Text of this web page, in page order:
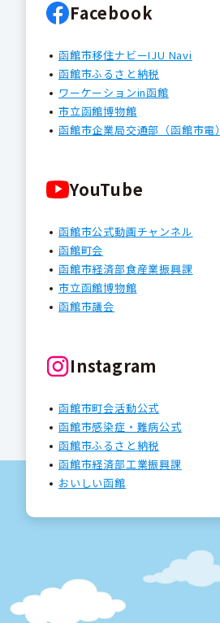
Facebook
函館市移住ナビーIJU Navi
函館市ふるさと納税
ワーケーションin函館
市立函館博物館
函館市企業局交通部（函館市電）
YouTube
函館市公式動画チャンネル
函館町会
函館市経済部食産業振興課
市立函館博物館
函館市議会
Instagram
函館市町会活動公式
函館市感染症・難病公式
函館市ふるさと納税
函館市経済部工業振興課
おいしい函館